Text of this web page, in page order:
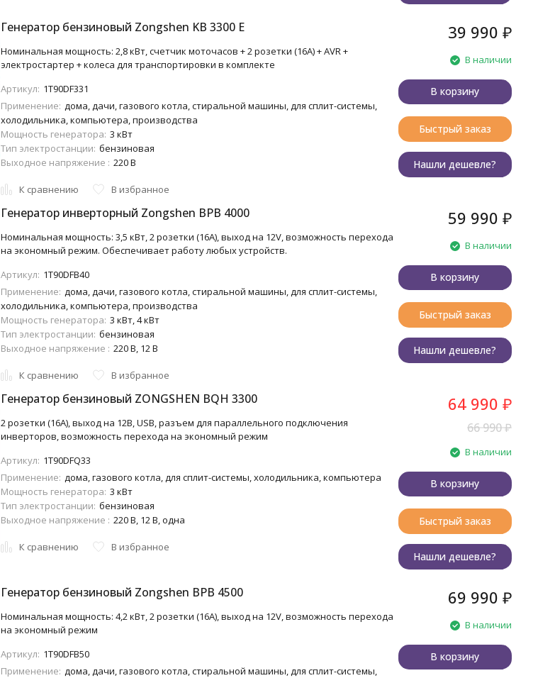
Генератор бензиновый Zongshen KB 3300 E
Номинальная мощность: 2,8 кВт, счетчик моточасов + 2 розетки (16A) + AVR +
электростартер + колеса для транспортировки в комплекте
Артикул: 1T90DF331
Применение: дома, дачи, газового котла, стиральной машины, для сплит-системы,
холодильника, компьютера, производства
Мощность генератора: 3 кВт
Тип электростанции: бензиновая
Выходное напряжение : 220 В
К сравнению В избранное
39 990 ₽
В наличии
В корзину
Быстрый заказ
Нашли дешевле?
Генератор инверторный Zongshen BPB 4000
Номинальная мощность: 3,5 кВт, 2 розетки (16A), выход на 12V, возможность перехода
на экономный режим. Обеспечивает работу любых устройств.
Артикул: 1T90DFB40
Применение: дома, дачи, газового котла, стиральной машины, для сплит-системы,
холодильника, компьютера, производства
Мощность генератора: 3 кВт, 4 кВт
Тип электростанции: бензиновая
Выходное напряжение : 220 В, 12 В
К сравнению В избранное
59 990 ₽
В наличии
В корзину
Быстрый заказ
Нашли дешевле?
Генератор бензиновый ZONGSHEN BQH 3300
2 розетки (16A), выход на 12В, USB, разъем для параллельного подключения
инверторов, возможность перехода на экономный режим
Артикул: 1T90DFQ33
Применение: дома, газового котла, для сплит-системы, холодильника, компьютера
Мощность генератора: 3 кВт
Тип электростанции: бензиновая
Выходное напряжение : 220 В, 12 В, одна
К сравнению В избранное
64 990 ₽
66 990₽
В наличии
В корзину
Быстрый заказ
Нашли дешевле?
Генератор бензиновый Zongshen BPB 4500
Номинальная мощность: 4,2 кВт, 2 розетки (16A), выход на 12V, возможность перехода
на экономный режим
Артикул: 1T90DFB50
Применение: дома, дачи, газового котла, стиральной машины, для сплит-системы,
69 990 ₽
В наличии
В корзину